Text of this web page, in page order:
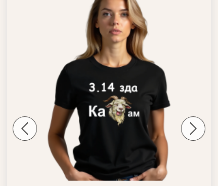
Previous Next